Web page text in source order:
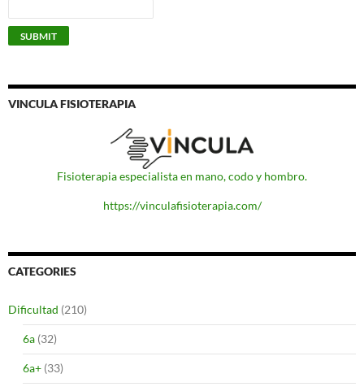
VINCULA FISIOTERAPIA
Fisioterapia especialista en mano, codo y hombro.
https://vinculafisioterapia.com/
CATEGORIES
Dificultad (210)
6a (32)
6a+ (33)